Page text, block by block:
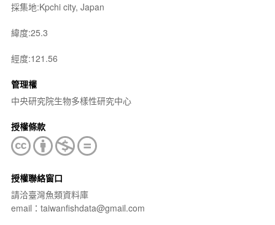
採集地:Kpchi city, Japan
緯度:25.3
經度:121.56
管理權
中央研究院生物多樣性研究中心
授權條款
授權聯絡窗口
請洽臺灣魚類資料庫
email：taiwanfishdata@gmail.com